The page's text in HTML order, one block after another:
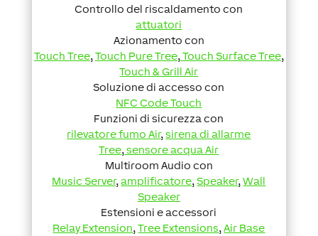
Controllo del riscaldamento con
attuatori
Azionamento con
Touch Tree, Touch Pure Tree, Touch Surface Tree,
Touch & Grill Air
Soluzione di accesso con
NFC Code Touch
Funzioni di sicurezza con
rilevatore fumo Air,sirena di allarme
Tree, sensore acqua Air
Multiroom Audio con
Music Server,amplificatore,Speaker,Wall
Speaker
Estensioni e accessori
Relay Extension,Tree Extensions,Air Base